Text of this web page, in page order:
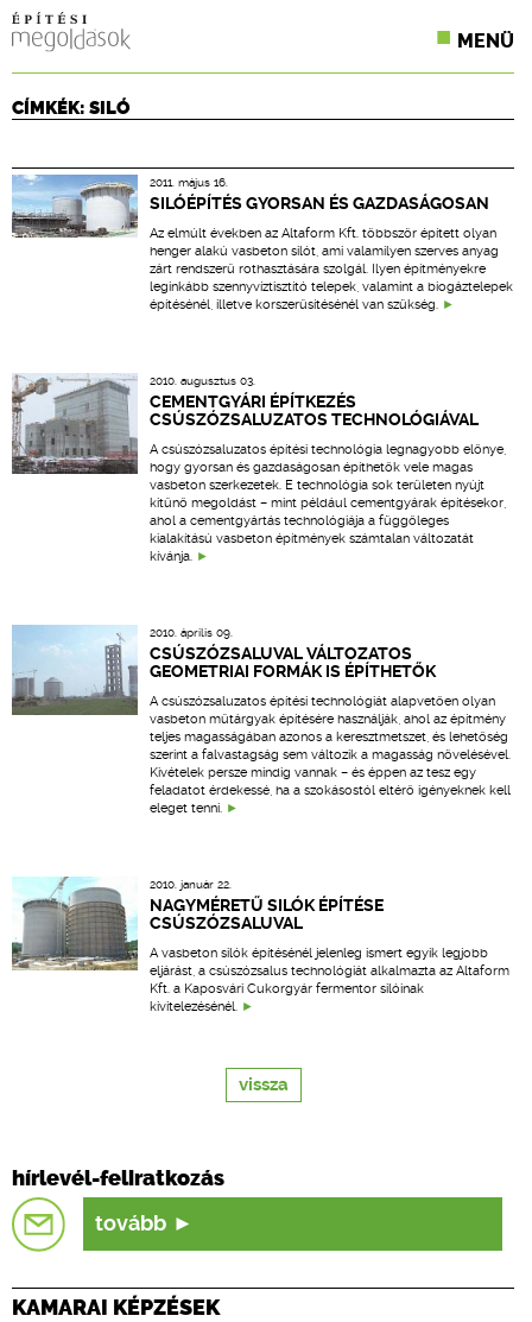
MENÜ
CPR TERMÉKKIÍRÁS
ÉPÍTÉSI JOG
ONLINE KÉPZÉSEK
CÍMKÉK: SILÓ
2011. május 16.
SILÓÉPÍTÉS GYORSAN ÉS GAZDASÁGOSAN
Az elmúlt években az Altaform Kft. többször épített olyan
henger alakú vasbeton silót, ami valamilyen szerves anyag
zárt rendszerű rothasztására szolgál. Ilyen építményekre
leginkább szennyvíztisztító telepek, valamint a biogáztelepek
építésénél, illetve korszerűsítésénél van szükség.
2010. augusztus 03.
CEMENTGYÁRI ÉPÍTKEZÉS
CSÚSZÓZSALUZATOS TECHNOLÓGIÁVAL
A csúszózsaluzatos építési technológia legnagyobb előnye,
hogy gyorsan és gazdaságosan építhetők vele magas
vasbeton szerkezetek. E technológia sok területen nyújt
kitűnő megoldást – mint például cementgyárak építésekor,
ahol a cementgyártás technológiája a függőleges
kialakítású vasbeton építmények számtalan változatát
kívánja.
2010. április 09.
CSÚSZÓZSALUVAL VÁLTOZATOS
GEOMETRIAI FORMÁK IS ÉPÍTHETŐK
A csúszózsaluzatos építési technológiát alapvetően olyan
vasbeton műtárgyak építésére használják, ahol az építmény
teljes magasságában azonos a keresztmetszet, és lehetőség
szerint a falvastagság sem változik a magasság növelésével.
Kivételek persze mindig vannak – és éppen az tesz egy
feladatot érdekessé, ha a szokásostól eltérő igényeknek kell
eleget tenni.
2010. január 22.
NAGYMÉRETŰ SILÓK ÉPÍTÉSE
CSÚSZÓZSALUVAL
A vasbeton silók építésénél jelenleg ismert egyik legjobb
eljárást, a csúszózsalus technológiát alkalmazta az Altaform
Kft. a Kaposvári Cukorgyár fermentor silóinak
kivitelezésénél.
vissza
hírlevél-feliratkozás
tovább
KAMARAI KÉPZÉSEK